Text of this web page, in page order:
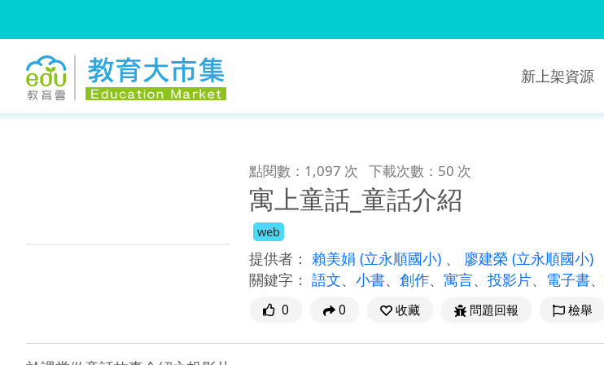
新上架資源
點閱數：1,097 次 下載次數：50 次
寓上童話_童話介紹
web
提供者： 賴美娟 (立永順國小) 、 廖建榮 (立永順國小)
關鍵字： 語文、 小書、 創作、 寓言、 投影片、 電子書、
0 0 收藏 問題回報 檢舉